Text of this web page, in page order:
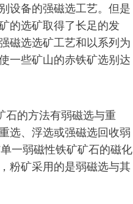
设备的强磁选工艺。但是
的选矿取得了长足的发
磁选选矿工艺和以系列为
一些矿山的赤铁矿选别达
的方法有弱磁选与重
选、浮选或强磁选回收弱
一弱磁性铁矿矿石的磁化
粉矿采用的是弱磁选与其